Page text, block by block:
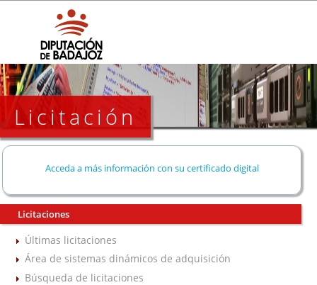
Licitación
Acceda a más información con su certificado digital
Licitaciones
Últimas licitaciones
Área de sistemas dinámicos de adquisición
Búsqueda de licitaciones